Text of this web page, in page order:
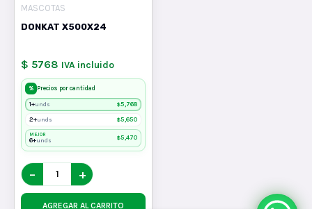
MASCOTAS
DONKAT X500X24
$ 5768 IVA incluido
% Precios por cantidad
1+unds $5,768
2+unds $5,650
MEJOR
6+unds $5,470
− +
AGREGAR AL CARRITO